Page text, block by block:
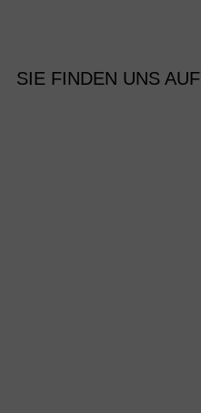
SIE FINDEN UNS AUF